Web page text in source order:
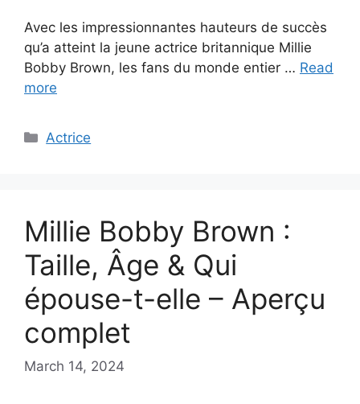
Avec les impressionnantes hauteurs de succès
qu’a atteint la jeune actrice britannique Millie
Bobby Brown, les fans du monde entier … Read
more
Categories
Actrice
Millie Bobby Brown :
Taille, Âge & Qui
épouse-t-elle – Aperçu
complet
March 14, 2024